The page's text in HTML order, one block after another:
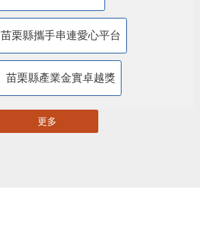
苗栗縣攜手串連愛心平台
苗栗縣產業金實卓越獎
更多